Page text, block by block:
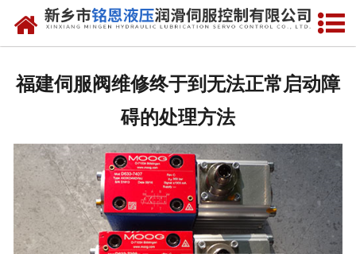
网站首页
新闻动态
资质荣誉
维修现场
福建伺服阀维修终于到无法正常启动障
碍的处理方法